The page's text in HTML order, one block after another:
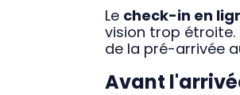
Le check-in en
vision trop étroite.
de la pré-arrivée
Avant